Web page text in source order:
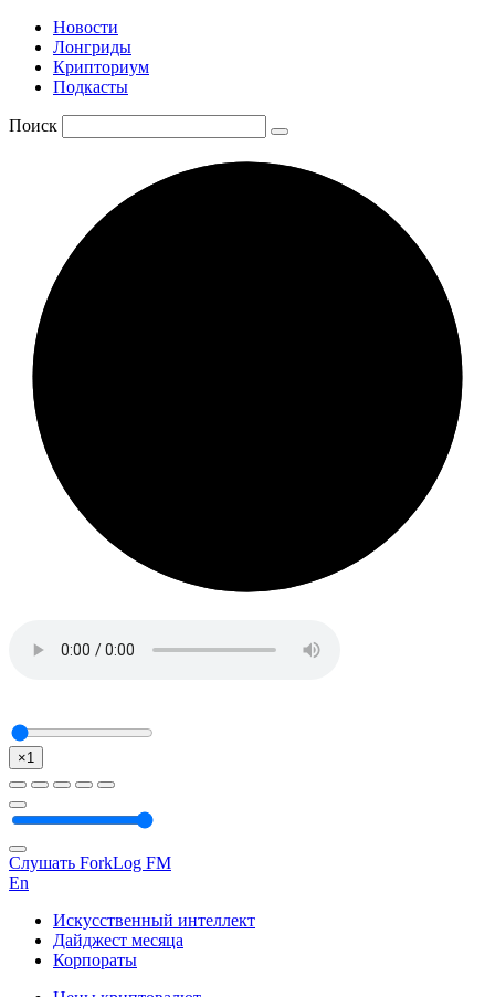
Новости
Лонгриды
Крипториум
Подкасты
Поиск
×1
Слушать ForkLog FM
En
Искусственный интеллект
Дайджест месяца
Корпораты